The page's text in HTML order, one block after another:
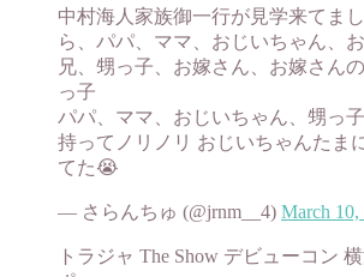
中村海人家族御一行が見学来てま
ら、パパ、ママ、おじいちゃん、
兄、甥っ子、お嫁さん、お嫁さん
っ子
パパ、ママ、おじいちゃん、甥っ
持ってノリノリ おじいちゃんたま
てた😭
— さらんちゅ (@jrnm__4) March 10,
トラジャ The Show デビューコン